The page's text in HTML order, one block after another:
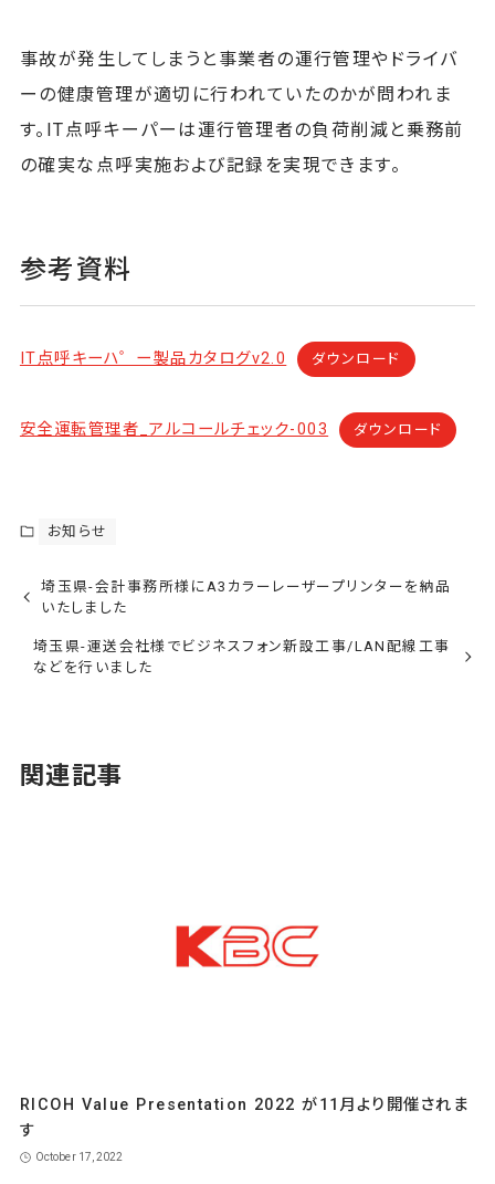
事故が発生してしまうと事業者の運行管理やドライバ
ーの健康管理が適切に行われていたのかが問われま
す。IT点呼キーパーは運行管理者の負荷削減と乗務前
の確実な点呼実施および記録を実現できます。
参考資料
IT点呼キーハ゜ー製品カタログv2.0 ダウンロード
安全運転管理者_アルコールチェック-003 ダウンロード
お知らせ
埼玉県-会計事務所様にA3カラーレーザープリンターを納品
いたしました
埼玉県-運送会社様でビジネスフォン新設工事/LAN配線工事
などを行いました
関連記事
RICOH Value Presentation 2022 が11月より開催されま
す
October 17, 2022